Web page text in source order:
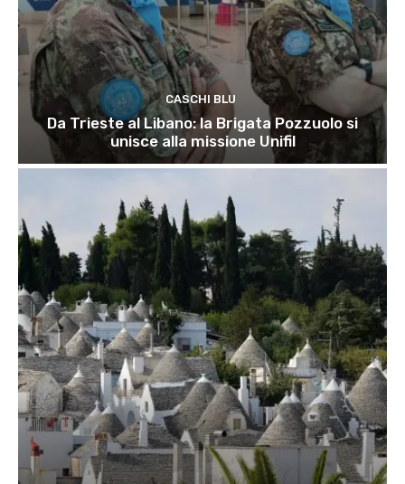
CASCHI BLU
Da Trieste al Libano: la Brigata Pozzuolo si
unisce alla missione Unifil